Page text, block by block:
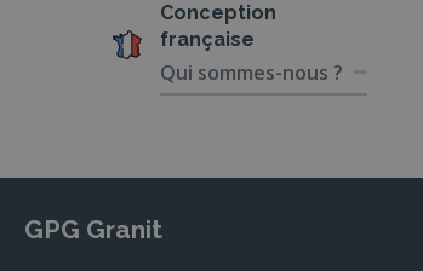
Que vous choisissiez l’inhumation
et veillent à ce que chaque
à tous les besoins et budgets.
davantage la commémoration.
Conception
française
Qui sommes-nous ?
GPG Granit